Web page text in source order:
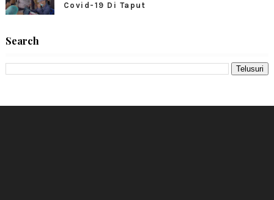
Covid-19 Di Taput
Search